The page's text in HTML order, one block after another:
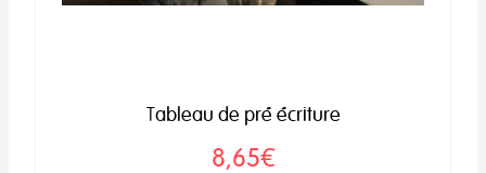
Tableau de pré écriture
8,65€